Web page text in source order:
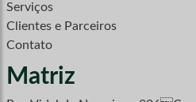
Serviços
Clientes e Parceiros
Contato
Matriz